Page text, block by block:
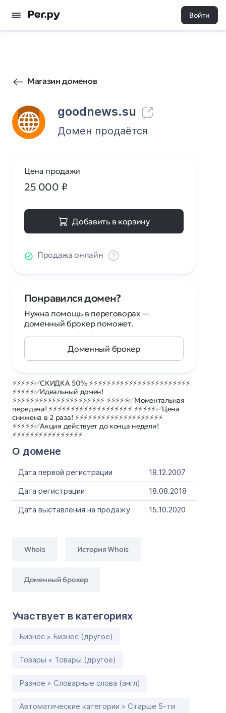
Войти
Магазин доменов
goodnews.su
617 0
Домен продаётся
⚡⚡⚡⚡⚡✅СКИДКА 50% ⚡⚡⚡⚡⚡⚡⚡⚡⚡⚡⚡⚡⚡⚡⚡⚡⚡⚡⚡⚡⚡⚡⚡
⚡⚡⚡⚡⚡✅Идеальный домен!
⚡⚡⚡⚡⚡⚡⚡⚡⚡⚡⚡⚡⚡⚡⚡⚡⚡⚡⚡⚡⚡ ⚡⚡⚡⚡⚡✅Моментальная
передача! ⚡⚡⚡⚡⚡⚡⚡⚡⚡⚡⚡⚡⚡⚡⚡⚡⚡⚡⚡ ⚡⚡⚡⚡⚡✅Цена
снижена в 2 раза! ⚡⚡⚡⚡⚡⚡⚡⚡⚡⚡⚡⚡⚡⚡⚡⚡⚡⚡⚡⚡
⚡⚡⚡⚡⚡✅Акция действует до конца недели!
⚡⚡⚡⚡⚡⚡⚡⚡⚡⚡⚡⚡⚡⚡⚡⚡
О домене
Дата первой регистрации
18.12.2007
Дата регистрации
18.08.2018
Дата выставления на продажу
15.10.2020
Whois История Whois
Доменный брокер
Участвует в категориях
Бизнес » Бизнес (другое)
Товары » Товары (другое)
Разное » Словарные слова (англ)
Автоматические категории » Старше 5-ти
Цена продажи
25 000 ₽
Добавить в корзину
Продажа онлайн
Понравился домен?
Нужна помощь в переговорах —
доменный брокер поможет.
Доменный брокер